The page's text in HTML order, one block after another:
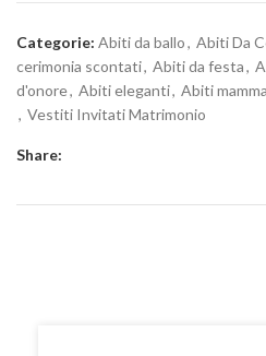
Categorie: Abiti da ballo, Abiti Da
cerimonia scontati, Abiti da festa,
d'onore, Abiti eleganti, Abiti
, Vestiti Invitati Matrimonio
Share: